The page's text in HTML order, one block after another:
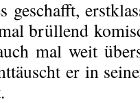
geschafft,
brüllend
mal weit
er in